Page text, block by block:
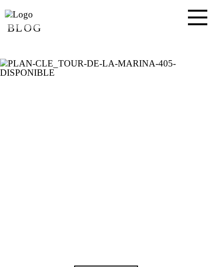
BLOG